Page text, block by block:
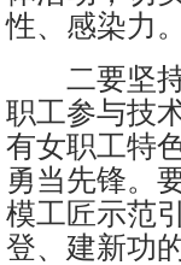
性、感染力
二要坚持
职工参与技
有女职工特
勇当先锋。
模工匠示范
登、建新功